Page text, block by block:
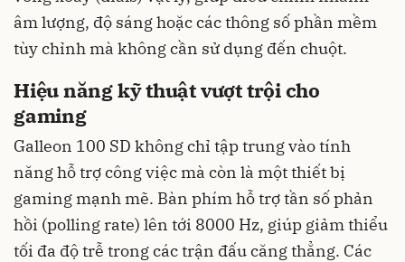
âm lượng, độ sáng hoặc các thông số phần mềm
tùy chỉnh mà không cần sử dụng đến chuột.
Hiệu năng kỹ thuật vượt trội cho
gaming
Galleon 100 SD không chỉ tập trung vào tính
năng hỗ trợ công việc mà còn là một thiết bị
gaming mạnh mẽ. Bàn phím hỗ trợ tần số phản
hồi (polling rate) lên tới 8000 Hz, giúp giảm thiểu
tối đa độ trễ trong các trận đấu căng thẳng. Các